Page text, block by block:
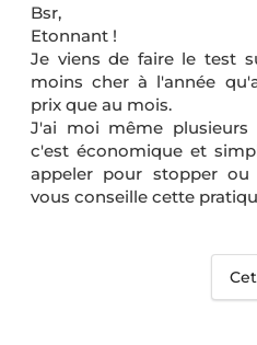
Bsr,
Etonnant !
Je viens de faire le test
moins cher à l'année
prix que au mois.
J'ai moi même plusieurs
c'est économique et
appeler pour stopper
vous conseille cette